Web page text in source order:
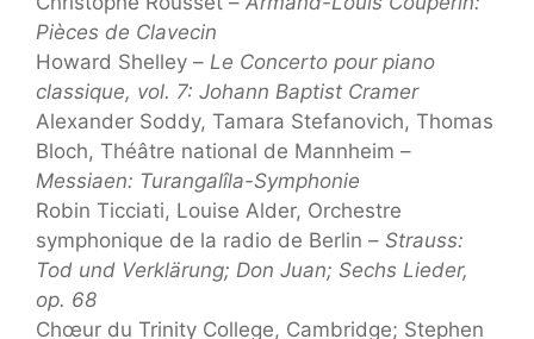
Pièces de Clavecin
Howard Shelley – Le Concerto pour piano
classique, vol. 7: Johann Baptist Cramer
Alexander Soddy, Tamara Stefanovich, Thomas
Bloch, Théâtre national de Mannheim –
Messiaen: Turangalîla-Symphonie
Robin Ticciati, Louise Alder, Orchestre
symphonique de la radio de Berlin – Strauss:
Tod und Verklärung; Don Juan; Sechs Lieder,
op. 68
Chœur du Trinity College, Cambridge; Stephen